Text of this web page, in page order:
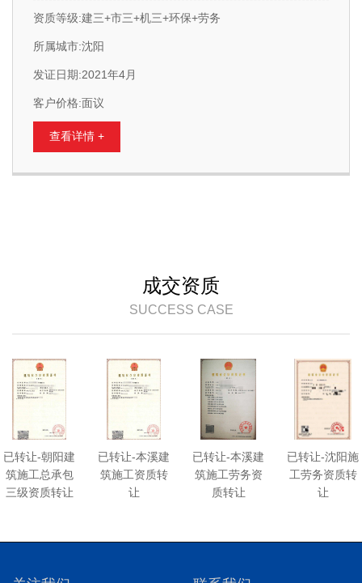
资质等级:建三+市三+机三+环保+劳务
所属城市:沈阳
发证日期:2021年4月
客户价格:面议
查看详情 +
成交资质
SUCCESS CASE
已转让-朝阳建
筑施工总承包
三级资质转让
已转让-本溪建
筑施工资质转
让
已转让-本溪建
筑施工劳务资
质转让
已转让-沈阳施
工劳务资质转
让